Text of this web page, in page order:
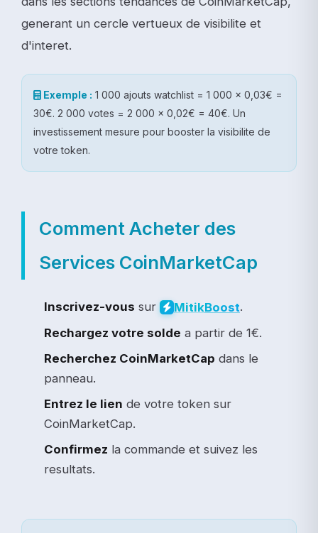
generant un cercle vertueux de visibilite et
d'interet.
Exemple : 1 000 ajouts watchlist = 1 000 x 0,03€ =
30€. 2 000 votes = 2 000 x 0,02€ = 40€. Un
investissement mesure pour booster la visibilite de
votre token.
Comment Acheter des
Services CoinMarketCap
Inscrivez-vous sur MitikBoost.
Rechargez votre solde a partir de 1€.
Recherchez CoinMarketCap dans le
panneau.
Entrez le lien de votre token sur
CoinMarketCap.
Confirmez la commande et suivez les
resultats.